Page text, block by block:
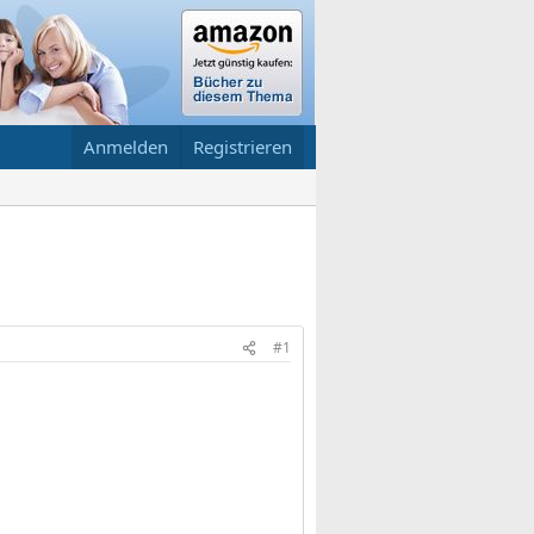
Anmelden Registrieren
#1